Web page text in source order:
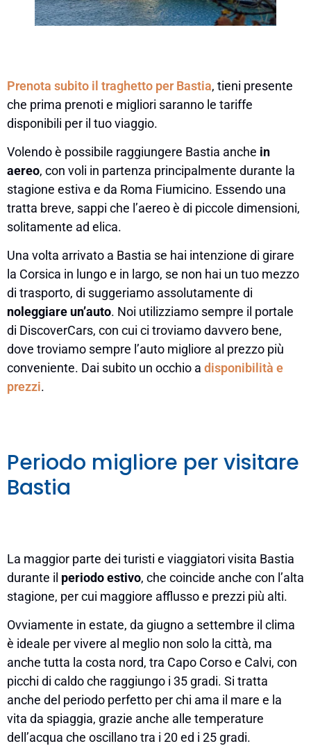
Prenota subito il traghetto per Bastia, tieni presente
che prima prenoti e migliori saranno le tariffe
disponibili per il tuo viaggio.
Volendo è possibile raggiungere Bastia anche in
aereo, con voli in partenza principalmente durante la
stagione estiva e da Roma Fiumicino. Essendo una
tratta breve, sappi che l’aereo è di piccole dimensioni,
solitamente ad elica.
Una volta arrivato a Bastia se hai intenzione di girare
la Corsica in lungo e in largo, se non hai un tuo mezzo
di trasporto, di suggeriamo assolutamente di
noleggiare un’auto. Noi utilizziamo sempre il portale
di DiscoverCars, con cui ci troviamo davvero bene,
dove troviamo sempre l’auto migliore al prezzo più
conveniente. Dai subito un occhio a disponibilità e
prezzi.
Periodo migliore per visitare
Bastia
La maggior parte dei turisti e viaggiatori visita Bastia
durante il periodo estivo, che coincide anche con l’alta
stagione, per cui maggiore afflusso e prezzi più alti.
Ovviamente in estate, da giugno a settembre il clima
è ideale per vivere al meglio non solo la città, ma
anche tutta la costa nord, tra Capo Corso e Calvi, con
picchi di caldo che raggiungo i 35 gradi. Si tratta
anche del periodo perfetto per chi ama il mare e la
vita da spiaggia, grazie anche alle temperature
dell’acqua che oscillano tra i 20 ed i 25 gradi.